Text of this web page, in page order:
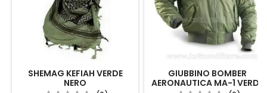
SHEMAG KEFIAH VERDE
NERO
GIUBBINO BOMBER
AERONAUTICA MA-1 VERDE